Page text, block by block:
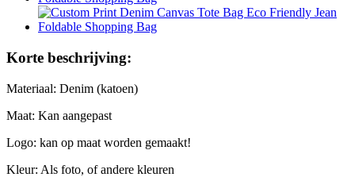
Korte beschrijving:
Materiaal: Denim (katoen)
Maat: Kan aangepast
Logo: kan op maat worden gemaakt!
Kleur: Als foto, of andere kleuren